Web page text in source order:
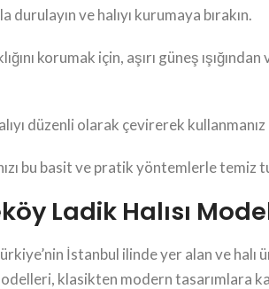
durulayın ve halıyı kurumaya bırakın.
korumak için, aşırı güneş
düzenli olarak çevirerek
bu basit ve pratik yöntemlerle
Ladik Halısı
İstanbul ilinde yer alan ve
klasikten modern tasarımlara